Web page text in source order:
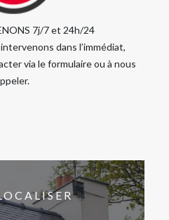
7j/7 et 24h/24
dans l’immédiat,
via le formulaire ou à nous